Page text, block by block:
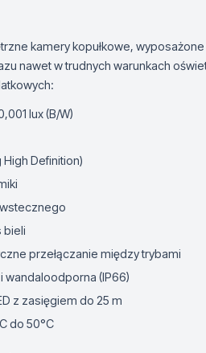
kamery kopułkowe,
nawet w trudnych warunkach
lux (B/W)
High Definition)
wstecznego
bieli
przełączanie między trybami
wandaloodporna (IP66)
z zasięgiem do 25 m
do 50°C